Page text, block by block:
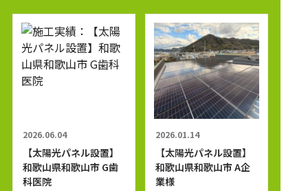
2026.06.04
【太陽光パネル設置】
和歌山県和歌山市 G歯
科医院
2026.01.14
【太陽光パネル設置】
和歌山県和歌山市 A企
業様